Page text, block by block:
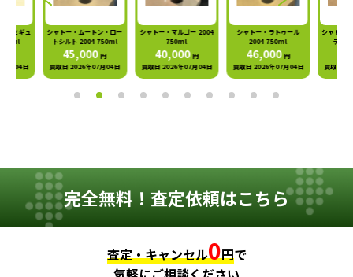
ートン・ロー
750ml
年07月04日
シャトー・マルゴー 2004
750ml
40,000
買取日 2026年07月04日
シャトー・ラトゥール
2004 750ml
46,000
買取日 2026年07月04日
シャトー・シュヴァル・ブ
ラン 2004 750ml
50,000
買取日 2026年07月04日
シャ
買取
完全無料！査定依頼はこちら
査定・キャンセル0円で